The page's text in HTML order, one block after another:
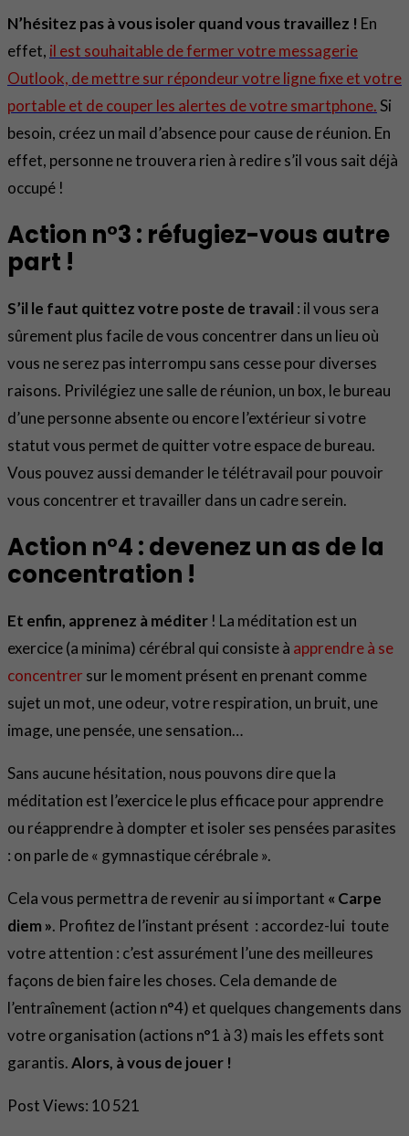
N’hésitez pas à vous isoler quand vous travaillez ! En
effet, il est souhaitable de fermer votre messagerie
Outlook, de mettre sur répondeur votre ligne fixe et votre
portable et de couper les alertes de votre smartphone.Si
besoin, créez un mail d’absence pour cause de réunion. En
effet, personne ne trouvera rien à redire s’il vous sait déjà
occupé !
Action n°3 : réfugiez-vous autre
part !
S’il le faut quittez votre poste de travail : il vous sera
sûrement plus facile de vous concentrer dans un lieu où
vous ne serez pas interrompu sans cesse pour diverses
raisons. Privilégiez une salle de réunion, un box, le bureau
d’une personne absente ou encore l’extérieur si votre
statut vous permet de quitter votre espace de bureau.
Vous pouvez aussi demander le télétravail pour pouvoir
vous concentrer et travailler dans un cadre serein.
Action n°4 : devenez un as de la
concentration !
Et enfin, apprenez à méditer ! La méditation est un
exercice (a minima) cérébral qui consiste à apprendre à se
concentrer sur le moment présent en prenant comme
sujet un mot, une odeur, votre respiration, un bruit, une
image, une pensée, une sensation…
Sans aucune hésitation, nous pouvons dire que la
méditation est l’exercice le plus efficace pour apprendre
ou réapprendre à dompter et isoler ses pensées parasites
: on parle de « gymnastique cérébrale ».
Cela vous permettra de revenir au si important « Carpe
diem ». Profitez de l’instant présent : accordez-lui toute
votre attention : c’est assurément l’une des meilleures
façons de bien faire les choses. Cela demande de
l’entraînement (action n°4) et quelques changements dans
votre organisation (actions n°1 à 3) mais les effets sont
garantis.Alors, à vous de jouer !
Post Views: 10 521